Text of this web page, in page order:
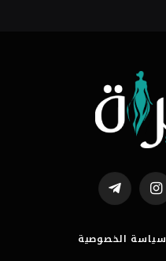
الانستغرامتيلقرام
سياسة الخصوصية